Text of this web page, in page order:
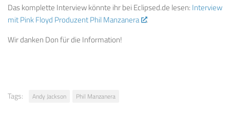
Das komplette Interview könnte ihr bei Eclipsed.de lesen: Interview
mit Pink Floyd Produzent Phil Manzanera
.
Wir danken Don für die Information!
Tags: Andy Jackson Phil Manzanera